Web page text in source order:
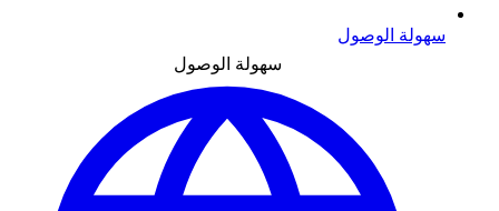
سهولة الوصول
سهولة الوصول